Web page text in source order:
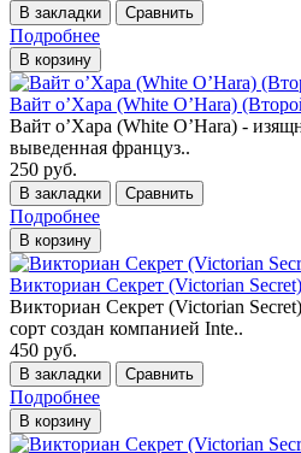
В закладки Сравнить
Подробнее
В корзину
Вайт о’Хара (White O’Hara)
Вайт о’Хара (White O’Hara) -
выведенная француз..
250 руб.
В закладки Сравнить
Подробнее
В корзину
Викториан Секрет (Victorian Secret)
Викториан Секрет (Victorian
сорт создан компанией Inte..
450 руб.
В закладки Сравнить
Подробнее
В корзину